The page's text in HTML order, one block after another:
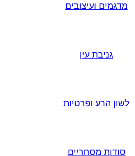
מדגמים ועיצובים
גניבת עין
לשון הרע ופרטיות
סודות מסחריים